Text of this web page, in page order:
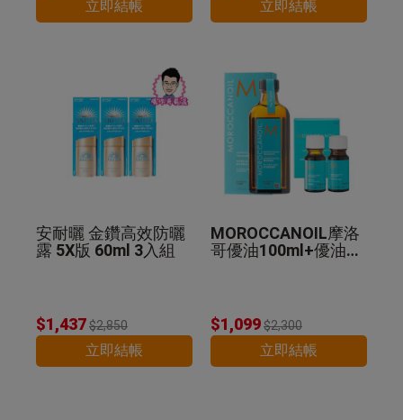
立即結帳 立即結帳
安耐曬 金鑽高效防曬
露 5X版 60ml 3入組
$1,437$2,850
立即結帳
MOROCCANOIL摩洛
哥優油100ml+優油MI
$1,099$2,300
立即結帳